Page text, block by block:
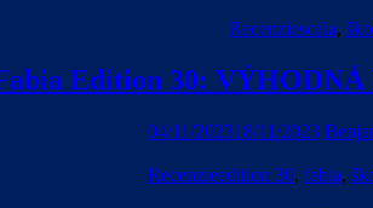
Recenziescala,
Edition 30:
04/11/202318/11/2023
Recenzieedition 30, fabia,